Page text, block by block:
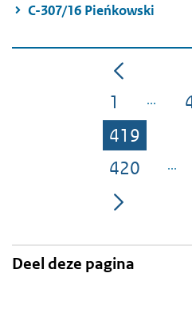
C-307/16 Pieńkowski
Pagina
1
Pagina
419
Pagina
420
Deel deze pagina